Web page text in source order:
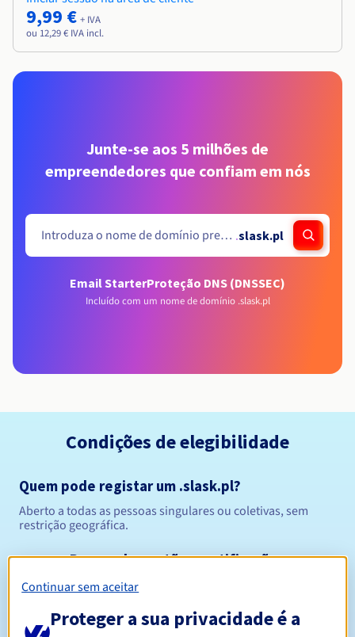
9,99 € + IVA
ou 12,29 € IVA incl.
Junte-se aos 5 milhões de
empreendedores que confiam em nós
.slask.pl
Email StarterProteção DNS (DNSSEC)
Incluído com um nome de domínio .slask.pl
Condições de elegibilidade
Quem pode registar um .slask.pl?
Aberto a todas as pessoas singulares ou coletivas, sem
restrição geográfica.
Regras de gestão e notificações
Continuar sem aceitar
Proteger a sua privacidade é a